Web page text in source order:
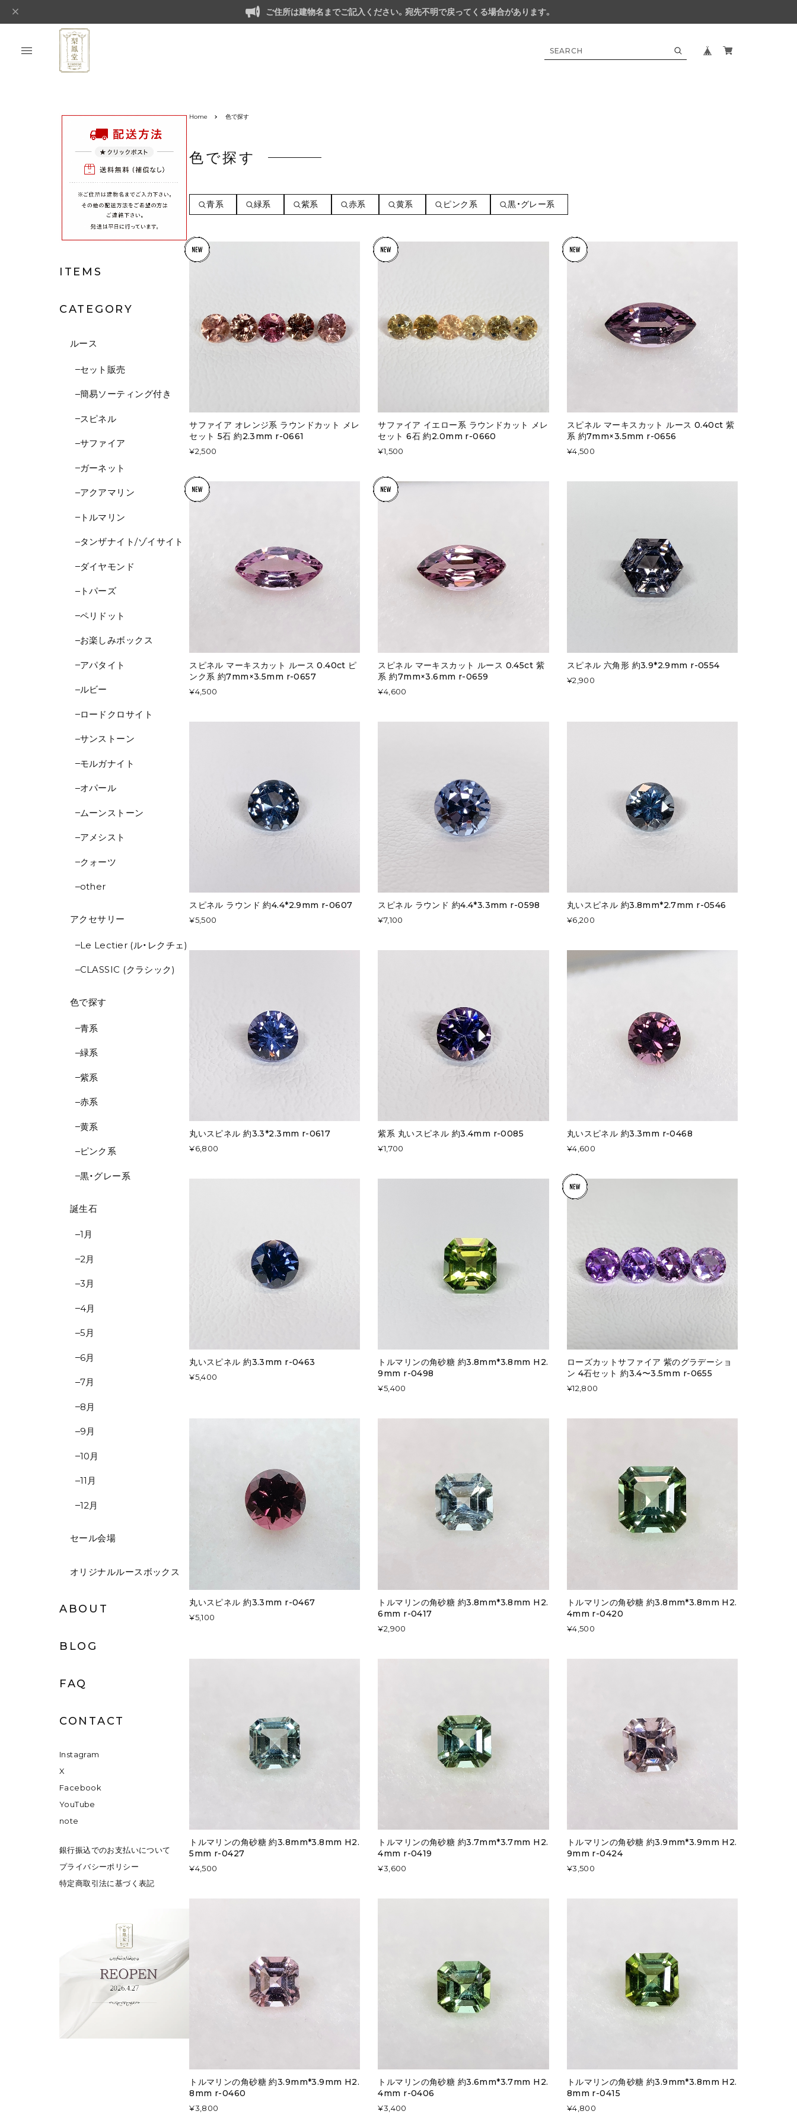
ご住所は建物名までご記入ください。宛先不明で戻ってくる場合があります。
ITEMS
CATEGORY
ルース
セット販売
簡易ソーティング付き
スピネル
サファイア
ガーネット
アクアマリン
トルマリン
タンザナイト/ゾイサイト
ダイヤモンド
トパーズ
ペリドット
お楽しみボックス
アパタイト
ルビー
ロードクロサイト
サンストーン
モルガナイト
オパール
ムーンストーン
アメシスト
クォーツ
other
アクセサリー
Le Lectier (ル・レクチェ)
CLASSIC (クラシック)
色で探す
青系
緑系
紫系
赤系
黄系
ピンク系
黒・グレー系
誕生石
1月
2月
3月
4月
5月
6月
7月
8月
9月
10月
11月
12月
セール会場
オリジナルルースボックス
ABOUT
BLOG
FAQ
CONTACT
Instagram
X
Facebook
YouTube
note
銀行振込でのお支払いについて
プライバシーポリシー
特定商取引法に基づく表記
Home 色で探す
色で探す
青系 緑系 紫系 赤系 黄系 ピンク系 黒・グレー系
サファイア オレンジ系 ラウンドカット メレ
セット 5石 約2.3mm r-0661
¥2,500
サファイア イエロー系 ラウンドカット メレ
セット 6石 約2.0mm r-0660
¥1,500
スピネル マーキスカット ルース 0.40ct 紫
系 約7mm×3.5mm r-0656
¥4,500
スピネル マーキスカット ルース 0.40ct ピ
ンク系 約7mm×3.5mm r-0657
¥4,500
スピネル マーキスカット ルース 0.45ct 紫
系 約7mm×3.6mm r-0659
¥4,600
スピネル 六角形 約3.9*2.9mm r-0554
¥2,900
スピネル ラウンド 約4.4*2.9mm r-0607
¥5,500
スピネル ラウンド 約4.4*3.3mm r-0598
¥7,100
丸いスピネル 約3.8mm*2.7mm r-0546
¥6,200
丸いスピネル 約3.3*2.3mm r-0617
¥6,800
紫系 丸いスピネル 約3.4mm r-0085
¥1,700
丸いスピネル 約3.3mm r-0468
¥4,600
丸いスピネル 約3.3mm r-0463
¥5,400
トルマリンの角砂糖 約3.8mm*3.8mm H2.
9mm r-0498
¥5,400
ローズカットサファイア 紫のグラデーショ
ン 4石セット 約3.4〜3.5mm r-0655
¥12,800
丸いスピネル 約3.3mm r-0467
¥5,100
トルマリンの角砂糖 約3.8mm*3.8mm H2.
6mm r-0417
¥2,900
トルマリンの角砂糖 約3.8mm*3.8mm H2.
4mm r-0420
¥4,500
トルマリンの角砂糖 約3.8mm*3.8mm H2.
5mm r-0427
¥4,500
トルマリンの角砂糖 約3.7mm*3.7mm H2.
4mm r-0419
¥3,600
トルマリンの角砂糖 約3.9mm*3.9mm H2.
9mm r-0424
¥3,500
トルマリンの角砂糖 約3.9mm*3.9mm H2.
8mm r-0460
¥3,800
トルマリンの角砂糖 約3.6mm*3.7mm H2.
4mm r-0406
¥3,400
トルマリンの角砂糖 約3.9mm*3.8mm H2.
8mm r-0415
¥4,800